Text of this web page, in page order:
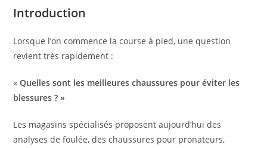
publication :
Introduction
Lorsque l’on commence la course à pied, une question
revient très rapidement :
«Quelles sont les meilleures chaussures pour éviter les
blessures ? »
Les magasins spécialisés proposent aujourd’hui des
analyses de foulée, des chaussures pour pronateurs,